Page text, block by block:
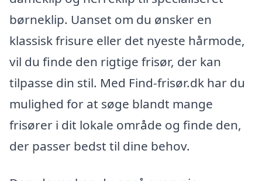
børneklip. Uanset om du ønsker en
klassisk frisure eller det nyeste hårmode,
vil du finde den rigtige frisør, der kan
tilpasse din stil. Med Find-frisør.dk har du
mulighed for at søge blandt mange
frisører i dit lokale område og finde den,
der passer bedst til dine behov.